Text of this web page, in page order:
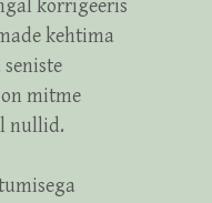
korrigeeris
kehtima
mitme
nullid.